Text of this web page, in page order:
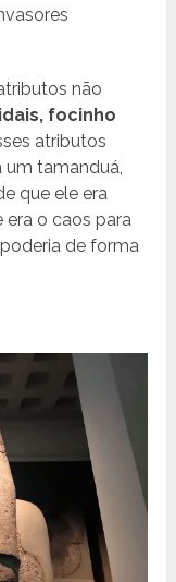
não
focinho
atributos
tamanduá,
que ele era
o caos para
de forma